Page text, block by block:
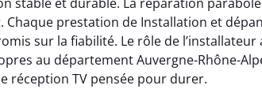
stable et durable. La réparation
prestation de Installation et
sur la fiabilité. Le rôle de l’installateur
au département Auvergne-Rhône-
réception TV pensée pour durer.